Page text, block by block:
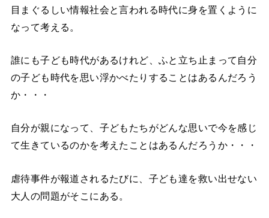
目まぐるしい情報社会と言われる時代に身を置くように
なって考える。
誰にも子ども時代があるけれど、ふと立ち止まって自分
の子ども時代を思い浮かべたりすることはあるんだろう
か・・・
自分が親になって、子どもたちがどんな思いで今を感じ
て生きているのかを考えたことはあるんだろうか・・・
虐待事件が報道されるたびに、子ども達を救い出せない
大人の問題がそこにある。